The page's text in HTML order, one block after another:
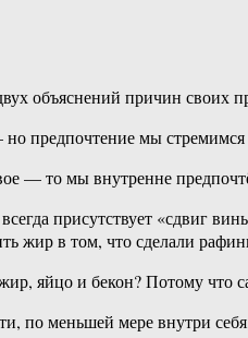
объяснений причин своих
предпочтение мы
— то мы внутренне
присутствует «сдвиг
жир в том, что сделали
яйцо и бекон? Потому что
по меньшей мере внутри